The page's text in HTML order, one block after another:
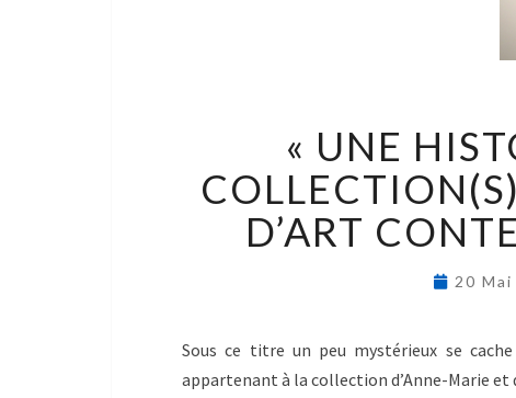
« UNE
D’ART
20 Mai
Sous ce titre un peu mystérieux se
appartenant à la collection d’Anne-Marie et